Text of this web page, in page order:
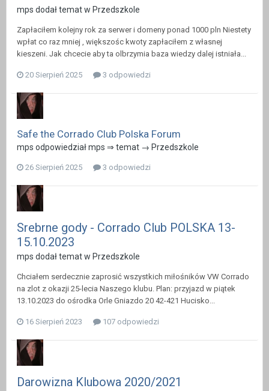
mps dodał temat w Przedszkole
Zapłaciłem kolejny rok za serwer i domeny ponad 1000 pln Niestety
wpłat co raz mniej , większośc kwoty zapłaciłem z własnej
kieszeni. Jak chcecie aby ta olbrzymia baza wiedzy dalej istniała...
20 Sierpień 2025 3 odpowiedzi
Safe the Corrado Club Polska Forum
mps odpowiedział mps ⇒ temat → Przedszkole
26 Sierpień 2025 3 odpowiedzi
Srebrne gody - Corrado Club POLSKA 13-
15.10.2023
mps dodał temat w Przedszkole
Chciałem serdecznie zaprosić wszystkich miłośników VW Corrado
na zlot z okazji 25-lecia Naszego klubu. Plan: przyjazd w piątek
13.10.2023 do ośrodka Orle Gniazdo 20 42-421 Hucisko...
16 Sierpień 2023 107 odpowiedzi
Darowizna Klubowa 2020/2021